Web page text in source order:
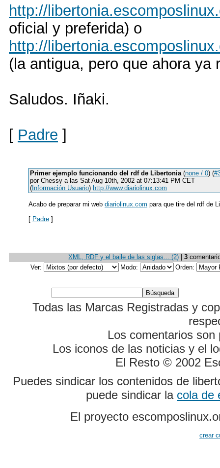
http://
oficial y preferida) o
http://
(la antigua, pero que ahora ya
Saludos. Iñaki.
[ Padre ]
Primer ejemplo funcionando del rdf de Libertonia(none / 0) (
por Chessy a las Sat Aug 10th, 2002 at 07:13:41 PM CET
( Información Usuario) http://www.diariolinux.com
Acabo de preparar mi web diariolinux.com para que tire del rdf de
[ Padre ]
XML, RDF y el baile de las siglas... (2) |3
Ver:
Modo: Orden:
Todas las Marcas Registradas y
Los comentarios
Los iconos de las noticias y el
El Resto © 2002
Puedes sindicar los contenidos de
puede sindicar la cola de
El proyecto
crear